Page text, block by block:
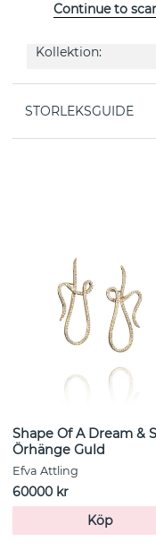
EGENSKAPER
Kollektion:
STORLEKSGUIDE
Shape Of A Dream &
Örhänge Guld
Efva Attling
60000 kr
Köp
Continue to